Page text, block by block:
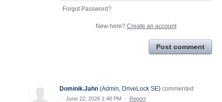
Forgot Password?
New here? Create an account
Post comment
Dominik.Jahn (Admin, DriveLock SE) commented
· June 22, 2026 1:48 PM · Report